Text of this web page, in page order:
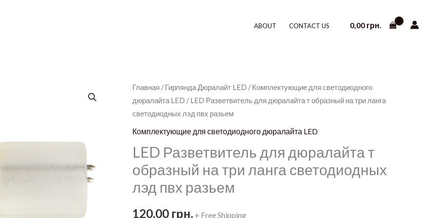
ABOUT CONTACT US 0,00 грн.
Главная /Гирлянда Дюралайт LED /Комплектующие для светодиодного
дюралайта LED / LED Разветвитель для дюралайта т образный на три ланга
светодиодных лэд пвх разьем
Комплектующие для светодиодного дюралайта LED
LED Разветвитель для дюралайта т
образный на три ланга светодиодных
лэд пвх разьем
120,00 грн. + Free Shipping